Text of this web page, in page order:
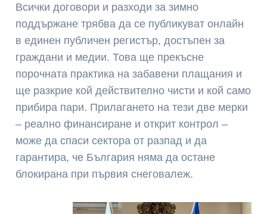
Всички договори и разходи за зимно
поддържане трябва да се публикуват онлайн
в единен публичен регистър, достъпен за
граждани и медии. Това ще прекъсне
порочната практика на забавени плащания и
ще разкрие кой действително чисти и кой само
прибира пари. Прилагането на тези две мерки
– реално финансиране и открит контрол –
може да спаси сектора от разпад и да
гарантира, че България няма да остане
блокирана при първия снеговалеж.